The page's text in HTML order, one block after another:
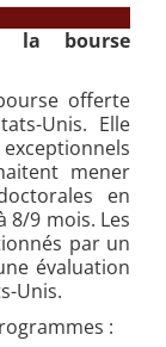
la bourse
offerte
Unis. Elle
mener
en
8/9 mois. Les
par un
évaluation
Unis.
: